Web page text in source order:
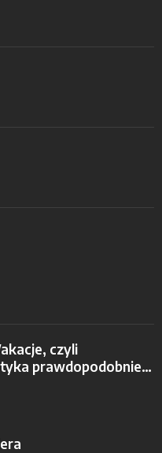
czyli
prawdopodobnie…